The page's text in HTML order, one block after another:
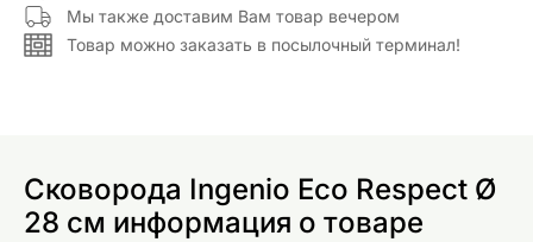
Мы также доставим Вам товар вечером
Товар можно заказать в посылочный терминал!
Сковорода Ingenio Eco Respect Ø
28 см информация о товаре